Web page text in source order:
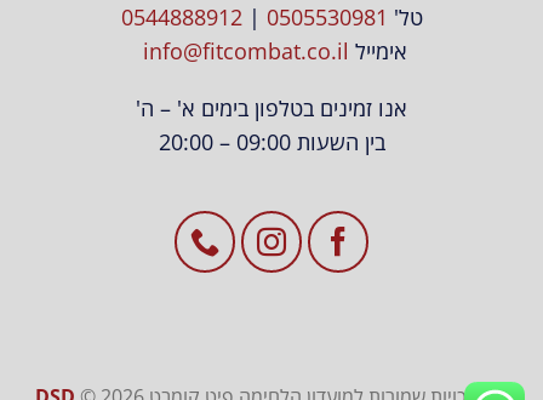
טל' 0505530981
|
0544888912
אימייל info@fitcombat.co.il
אנו זמינים בטלפון בימים א' – ה'
בין השעות 09:00 – 20:00